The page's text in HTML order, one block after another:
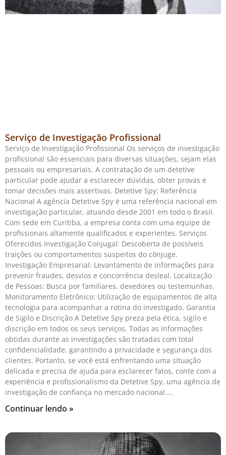
Serviço de Investigação Profissional
Serviço de Investigação Profissional Os serviços de investigação
profissional são essenciais para diversas situações, sejam elas
pessoais ou empresariais. A contratação de um detetive
particular pode ajudar a esclarecer dúvidas, obter provas e
tomar decisões mais assertivas. Detetive Spy: Referência
Nacional A agência Detetive Spy é uma referência nacional em
investigação particular, atuando desde 2001 em todo o Brasil.
Com sede em Curitiba, a empresa conta com uma equipe de
profissionais altamente qualificados e experientes. Serviços
Oferecidos Investigação Conjugal: Descoberta de possíveis
traições ou comportamentos suspeitos do cônjuge.
Investigação Empresarial: Levantamento de informações para
prevenir fraudes, desvios e concorrência desleal. Localização
de Pessoas: Busca por familiares, devedores ou testemunhas.
Monitoramento Eletrônico: Utilização de equipamentos de alta
tecnologia para acompanhar a rotina do investigado. Garantia
de Sigilo e Discrição A Detetive Spy preza pela ética, sigilo e
discrição em todos os seus serviços. Todas as informações
obtidas durante as investigações são tratadas com total
confidencialidade, garantindo a privacidade e segurança dos
clientes. Portanto, se você está enfrentando uma situação
delicada e precisa de ajuda para esclarecer fatos, conte com a
experiência e profissionalismo da Detetive Spy, uma agência de
investigação de confiança no mercado nacional.
Continuar lendo »